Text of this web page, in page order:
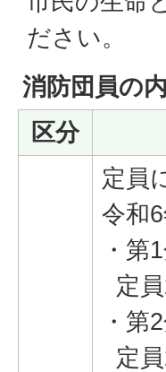
ださい。
消防団員の
区分
定員
令和
・第
定
・第
定